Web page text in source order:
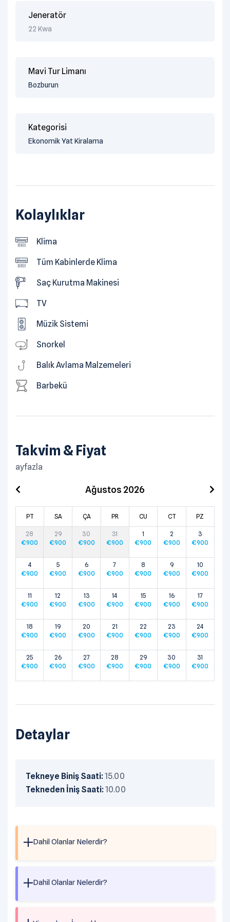
Jeneratör
22 Kwa
Mavi Tur Limanı
Bozburun
Kategorisi
Ekonomik Yat Kiralama
Kolaylıklar
Klima
Tüm Kabinlerde Klima
Saç Kurutma Makinesi
TV
Müzik Sistemi
Snorkel
Balık Avlama Malzemeleri
Barbekü
Takvim & Fiyat
ayfazla
PT SA ÇA PR CU CT PZ
Ağustos 2026
28
€900
29
€900
30
€900
31
€900
1
€900
2
€900
3
€900
4
€900
5
€900
6
€900
7
€900
8
€900
9
€900
10
€900
11
€900
12
€900
13
€900
14
€900
15
€900
16
€900
17
€900
18
€900
19
€900
20
€900
21
€900
22
€900
23
€900
24
€900
25
€900
26
€900
27
€900
28
€900
29
€900
30
€900
31
€900
Detaylar
Tekneye Biniş Saati:15.00
Tekneden İniş Saati:10.00
Dahil Olanlar Nelerdir?
- Seyir belgesi ve gerekli işlemler için gemi
Dahil Olanlar Nelerdir?
- Kumanya, yiyecek ve içecekler